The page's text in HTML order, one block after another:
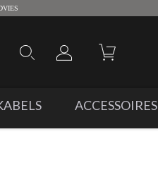
ACCESSOIRES